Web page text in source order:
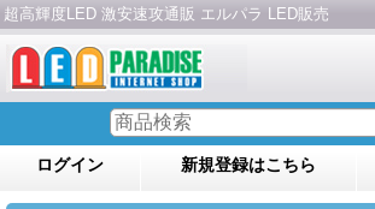
超高輝度LED 激安速攻通販 エルパラ LED販売
ログイン 新規登録はこちら